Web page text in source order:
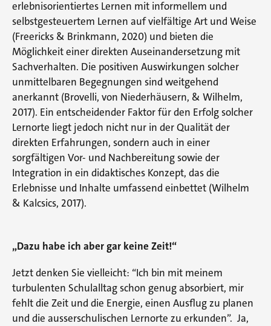
erlebnisorientiertes Lernen mit informellem und
selbstgesteuertem Lernen auf vielfältige Art und Weise
(Freericks & Brinkmann, 2020) und bieten die
Möglichkeit einer direkten Auseinandersetzung mit
Sachverhalten. Die positiven Auswirkungen solcher
unmittelbaren Begegnungen sind weitgehend
anerkannt (Brovelli, von Niederhäusern, & Wilhelm,
2017). Ein entscheidender Faktor für den Erfolg solcher
Lernorte liegt jedoch nicht nur in der Qualität der
direkten Erfahrungen, sondern auch in einer
sorgfältigen Vor- und Nachbereitung sowie der
Integration in ein didaktisches Konzept, das die
Erlebnisse und Inhalte umfassend einbettet (Wilhelm
& Kalcsics, 2017).
„Dazu habe ich aber gar keine Zeit!“
Jetzt denken Sie vielleicht: “Ich bin mit meinem
turbulenten Schulalltag schon genug absorbiert, mir
fehlt die Zeit und die Energie, einen Ausflug zu planen
und die ausserschulischen Lernorte zu erkunden”. Ja,